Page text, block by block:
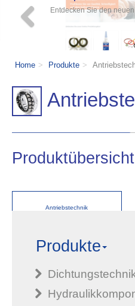
Entdecken Sie den
Home Produkte
Antriebstechnik
Produkte